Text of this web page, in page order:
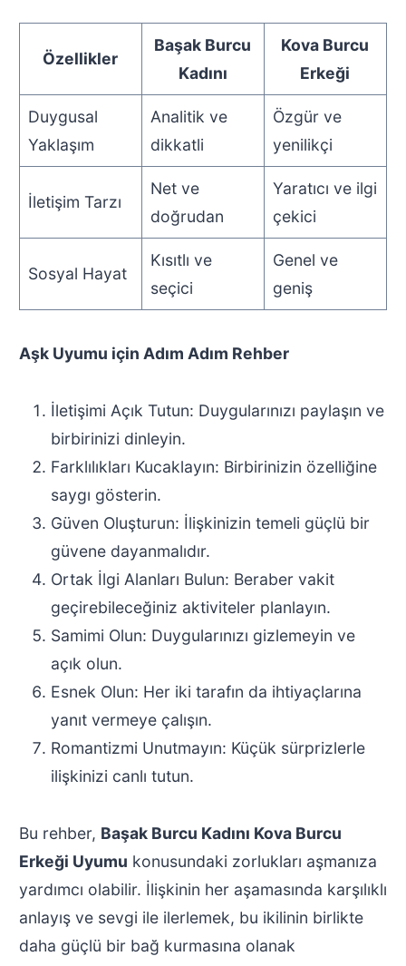
Özellikler
Başak Burcu
Kadını
Kova Burcu
Erkeği
Duygusal
Yaklaşım
Analitik ve
dikkatli
Özgür ve
yenilikçi
İletişim Tarzı
Net ve
doğrudan
Yaratıcı ve ilgi
çekici
Sosyal Hayat
Kısıtlı ve
seçici
Genel ve
geniş
Aşk Uyumu için Adım Adım Rehber
İletişimi Açık Tutun: Duygularınızı paylaşın ve
birbirinizi dinleyin.
Farklılıkları Kucaklayın: Birbirinizin özelliğine
saygı gösterin.
Güven Oluşturun: İlişkinizin temeli güçlü bir
güvene dayanmalıdır.
Ortak İlgi Alanları Bulun: Beraber vakit
geçirebileceğiniz aktiviteler planlayın.
Samimi Olun: Duygularınızı gizlemeyin ve
açık olun.
Esnek Olun: Her iki tarafın da ihtiyaçlarına
yanıt vermeye çalışın.
Romantizmi Unutmayın: Küçük sürprizlerle
ilişkinizi canlı tutun.
Bu rehber, Başak Burcu Kadını Kova Burcu
Erkeği Uyumu konusundaki zorlukları aşmanıza
yardımcı olabilir. İlişkinin her aşamasında karşılıklı
anlayış ve sevgi ile ilerlemek, bu ikilinin birlikte
daha güçlü bir bağ kurmasına olanak